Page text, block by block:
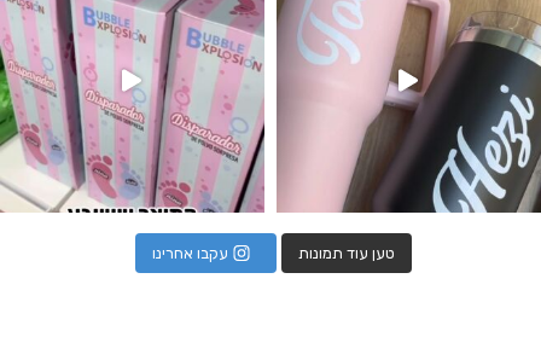
טען עוד תמונות עקבו אחרינו